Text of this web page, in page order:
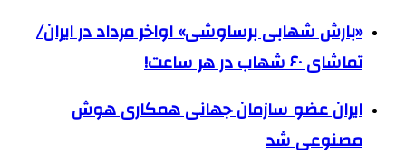
«بارش شهابی برساوشی» اواخر مرداد در ایران/
تماشای ۶۰ شهاب در هر ساعت!
ایران عضو سازمان جهانی همکاری هوش
مصنوعی شد